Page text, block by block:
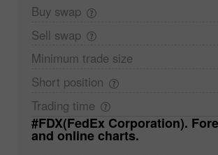
Buy swap
Sell swap
Minimum trade size
Short position
Trading time
#FDX(FedEx Corporation). Forex quotes
and online charts.